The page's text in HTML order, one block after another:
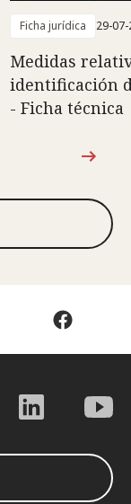
Ficha jurídica 29-
Medidas
identificación
- Ficha técnica